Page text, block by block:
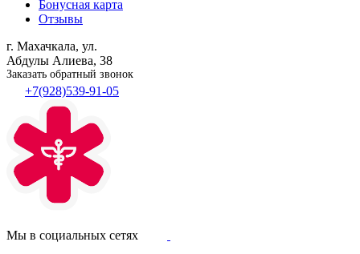
Бонусная карта
Отзывы
г. Махачкала, ул.
Абдулы Алиева, 38
Заказать обратный звонок
+7(928)539-91-05
Мы в социальных сетях